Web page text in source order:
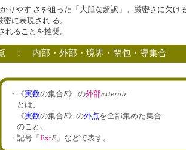
りやす さを狙った「大胆な超訳」。厳密さに欠ける
に表現され る。
ることを推奨。
一覧 ： 内部・外部・境界・閉包・導集合
・《実数の集合E》 の外部exterior
とは、
《実数の集合E》の外点を全部集めた集合
のこと。
・記号「 ExtE」 などで表す。